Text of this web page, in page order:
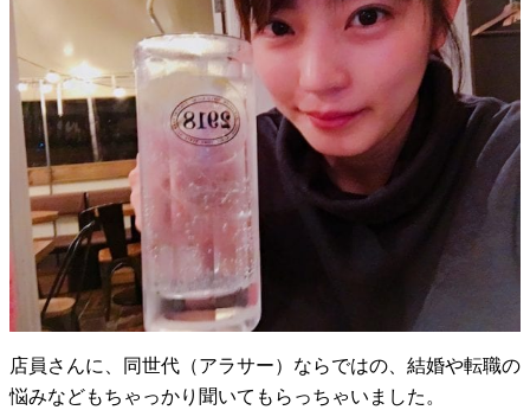
店員さんに、同世代（アラサー）ならではの、結婚や転職の
悩みなどもちゃっかり聞いてもらっちゃいました。